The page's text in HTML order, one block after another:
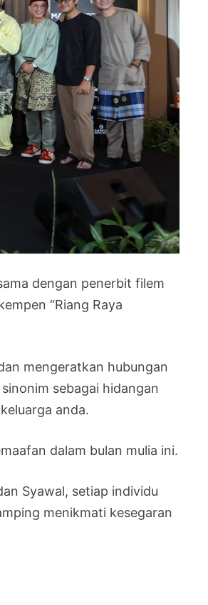
dengan penerbit filem
“Riang Raya
mengeratkan hubungan
sebagai hidangan
anda.
dalam bulan mulia ini.
Syawal, setiap individu
menikmati kesegaran